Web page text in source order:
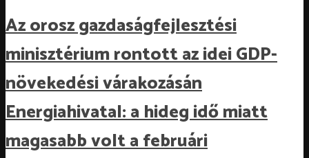
Az orosz gazdaságfejlesztési
minisztérium rontott az idei GDP-
növekedési várakozásán
Energiahivatal: a hideg idő miatt
magasabb volt a februári